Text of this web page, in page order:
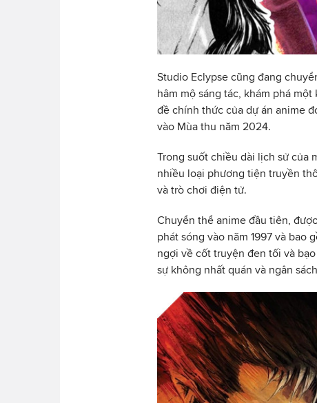
Studio Eclypse cũng đang
hâm mộ sáng tác, khám phá
đề chính thức của dự án anime
vào Mùa thu năm 2024.
Trong suốt chiều dài lịch sử của
nhiều loại phương tiện truyền
và trò chơi điện tử.
Chuyển thể anime đầu tiên,
phát sóng vào năm 1997 và bao
ngợi về cốt truyện đen tối và
sự không nhất quán và ngân